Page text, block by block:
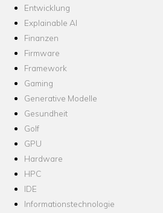
Entwicklung
Explainable AI
Finanzen
Firmware
Framework
Gaming
Generative Modelle
Gesundheit
Golf
GPU
Hardware
HPC
IDE
Informationstechnologie